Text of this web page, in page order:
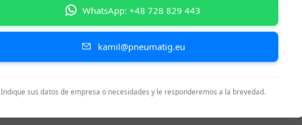
WhatsApp: +48 728 829 443
kamil@pneumatig.eu
Indique sus datos de empresa o necesidades y le responderemos a la brevedad.